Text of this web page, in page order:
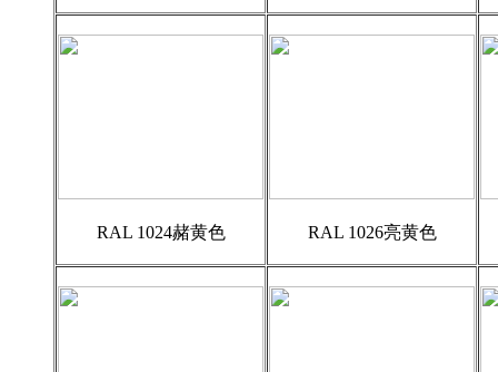
RAL 1024赭黄色 RAL 1026亮黄色